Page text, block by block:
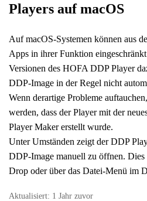
Players auf macOS
Auf macOS-Systemen können aus
Apps in ihrer Funktion
Versionen des HOFA DDP Player
DDP-Image in der Regel nicht
Wenn derartige Probleme
werden, dass der Player mit der
Player Maker erstellt wurde.
Unter Umständen zeigt der DDP
DDP-Image manuell zu öffnen.
Drop oder über das Datei-Menü im
Aktualisiert: 1 Jahr zuvor